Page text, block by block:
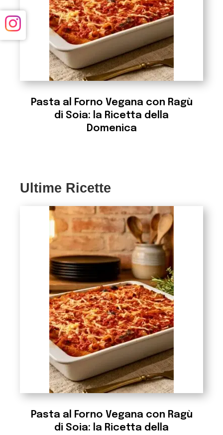
Pasta al Forno Vegana con Ragù
di Soia: la Ricetta della
Domenica
Ultime Ricette
Pasta al Forno Vegana con Ragù
di Soia: la Ricetta della